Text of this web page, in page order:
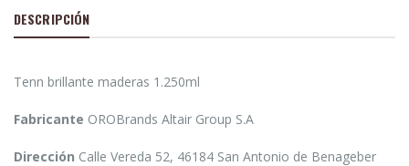
DESCRIPCIÓN
Tenn brillante maderas 1.250ml
Fabricante OROBrands Altair Group S.A
Dirección Calle Vereda 52, 46184 San Antonio de Benageber